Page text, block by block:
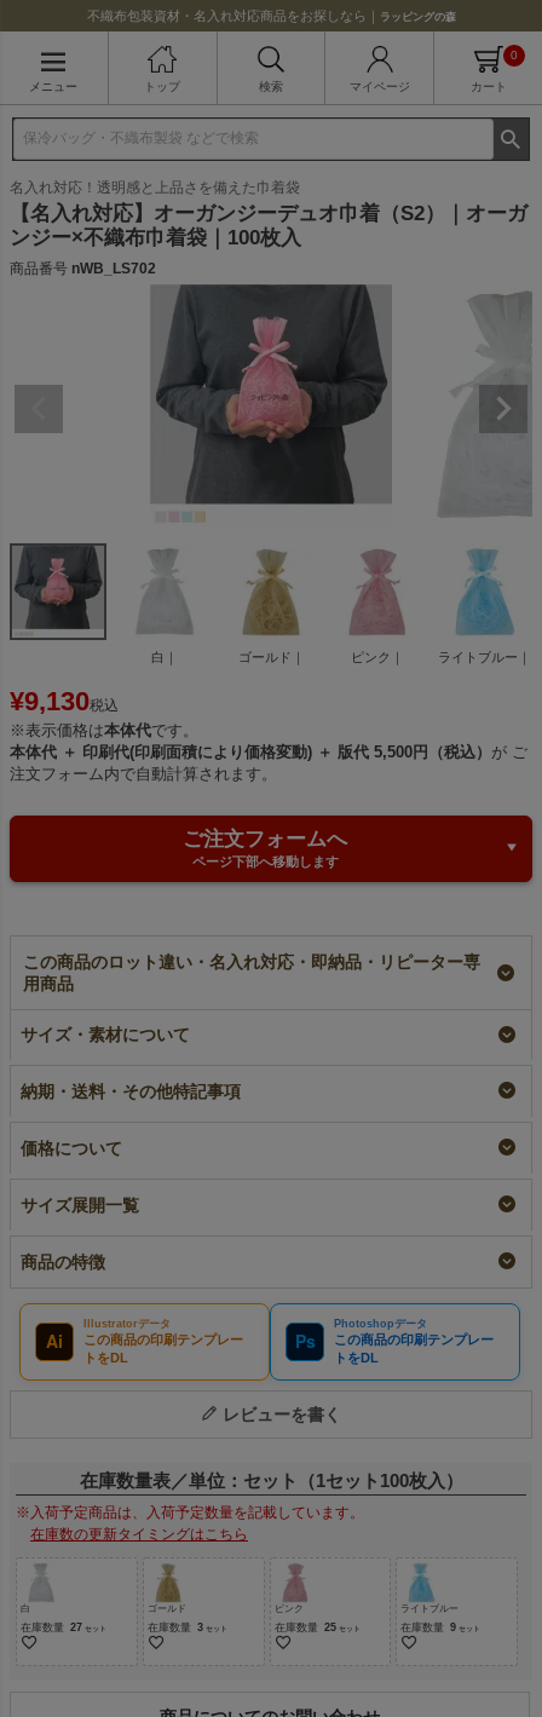
不織布包装資材・名入れ対応商品をお探しなら｜ ラッピングの森
メニュー トップ 検索 マイページ カート
0
名入れ対応！透明感と上品さを備えた巾着袋
【名入れ対応】オーガンジーデュオ巾着（S2）｜オーガ
ンジー×不織布巾着袋｜100枚入
商品番号 nWB_LS702
白｜ ゴールド｜ ピンク｜ ライトブルー｜
¥9,130税込
※表示価格は本体代です。
本体代 ＋ 印刷代(印刷面積により価格変動) ＋ 版代 5,500円（税込） が ご
注文フォーム内で自動計算されます。
ご注文フォームへ
ページ下部へ移動します
この商品のロット違い・名入れ対応・即納品・リピーター専
用商品
【名入れ大ロット】オ
ーガンジーデュオ巾着
（1000枚以上専用）
大ロット名入れ
【名入れ対応】オーガ
ー×不織布巾着袋｜
100枚入
【名入れ／リピーター
専用】オーガンジーデ
枚入
リピーター専用名入れ
サイズ・素材について
納期・送料・その他特記事項
価格について
サイズ展開一覧
商品の特徴
Ai
Illustratorデータ
この商品の印刷テンプレー
トをDL
Ps
Photoshopデータ
この商品の印刷テンプレー
トをDL
レビューを書く
在庫数量表／単位：セット（1セット100枚入）
※入荷予定商品は、入荷予定数量を記載しています。
在庫数の更新タイミングはこちら
白
在庫数量 27
ゴールド
在庫数量 3
ピンク
在庫数量 25
ライトブルー
在庫数量 9